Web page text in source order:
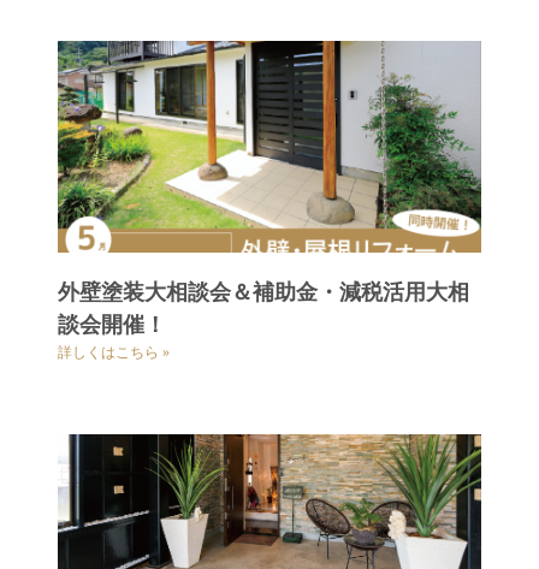
外壁塗装大相談会＆補助金・減税活用大相
談会開催！
詳しくはこちら »